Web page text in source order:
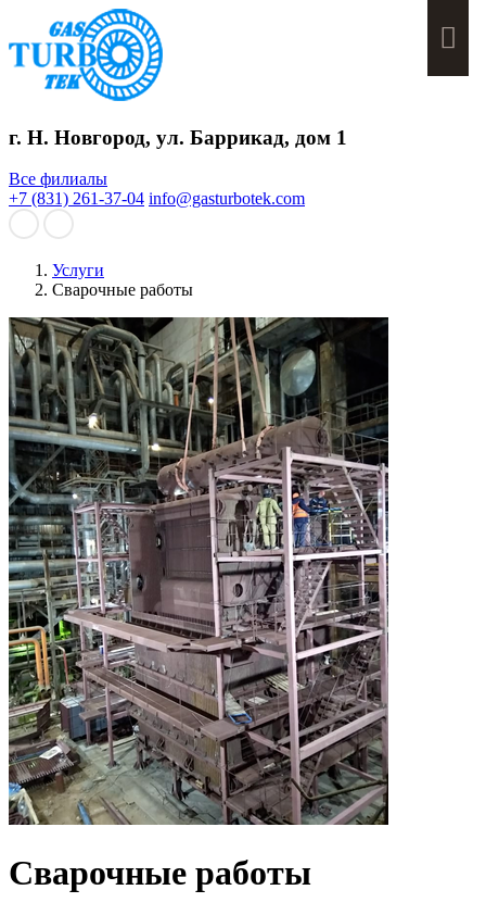
г. Н. Новгород, ул. Баррикад, дом 1
Все филиалы
+7 (831) 261-37-04 info@gasturbotek.com
Услуги
Сварочные работы
Сварочные работы